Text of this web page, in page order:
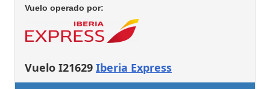
Vuelo operado por:
Vuelo I21629 Iberia Express